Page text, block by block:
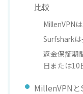
比較
MillenVPN
Surfshark
返金保証期
日または10
MillenVPNと